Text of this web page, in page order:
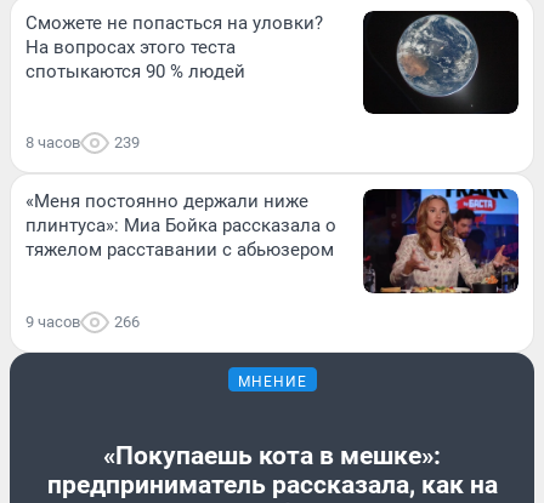
Сможете не попасться на уловки?
На вопросах этого теста
спотыкаются 90 % людей
8 часов 239
«Меня постоянно держали ниже
плинтуса»: Миа Бойка рассказала о
тяжелом расставании с абьюзером
9 часов 266
МНЕНИЕ
«Покупаешь кота в мешке»:
предприниматель рассказала, как на